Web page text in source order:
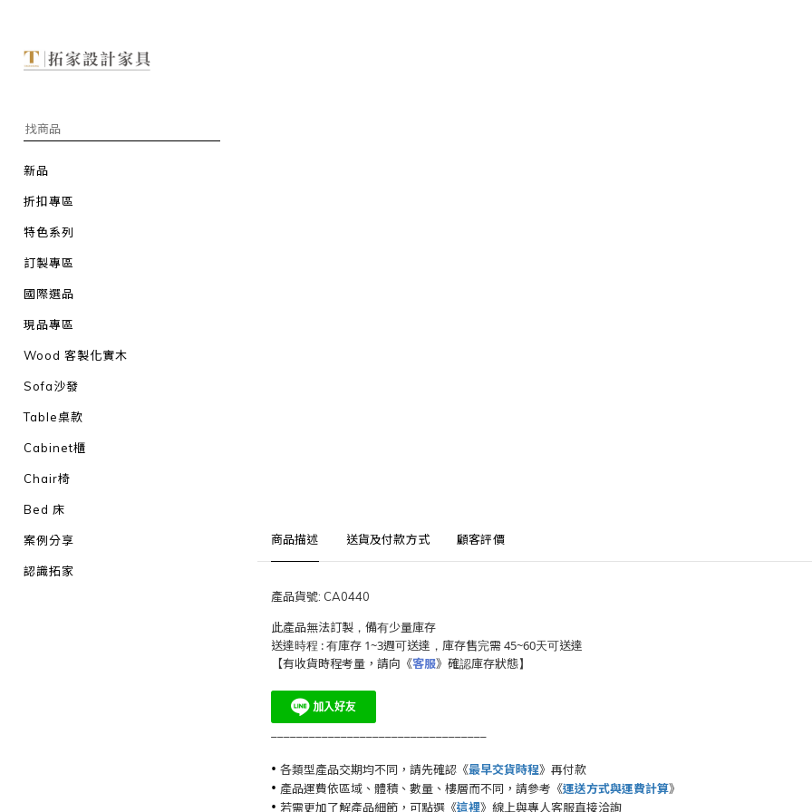
新品
折扣專區
特色系列
訂製專區
國際選品
現品專區
Wood 客製化實木
Sofa沙發
Table桌款
Cabinet櫃
Chair椅
Bed 床
案例分享
認識拓家
商品描述 送貨及付款方式 顧客評價
產品貨號: CA0440
此產品無法訂製，備有少量庫存
送達時程 : 有庫存 1~3週可送達，庫存售完需 45~60天可送達
【有收貨時程考量，請向 《客服》 確認庫存狀態】
• 各類型產品交期均不同，請先確認《最早交貨時程》再付款
• 產品運費依區域、體積、數量、樓層而不同，請參考《運送方式與運費計算》
• 若需更加了解產品細節，可點選《這裡》線上與專人客服直接洽詢